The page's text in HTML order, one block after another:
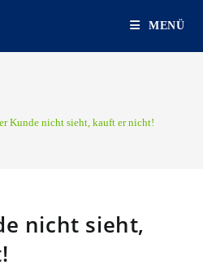
MENÜ
Kunde nicht sieht, kauft er nicht!
nicht sieht,